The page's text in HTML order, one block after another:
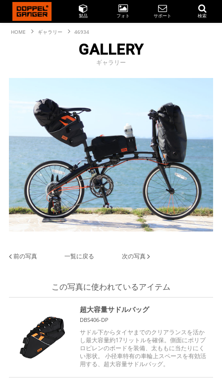
製品 フォト サポート 検索
HOME ギャラリー 46934
GALLERY
ギャラリー
前の写真 一覧に戻る 次の写真
この写真に使われているアイテム
超大容量サドルバッグ
DBS406-DP
サドル下からタイヤまでのクリアランスを活か
し最大容量約17リットルを確保。側面にポリプ
ロピレンのボードを装備、太ももに当たりにく
い形状。 小径車特有の車輪上スペースを有効活
用する、超大容量サドルバッグ。